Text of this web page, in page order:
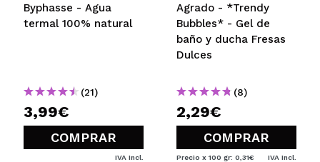
Byphasse - Agua
termal 100% natural
(21)
3,99€
COMPRAR
IVA Incl.
Agrado - *Trendy
Bubbles* - Gel de
baño y ducha Fresas
Dulces
(8)
2,29€
COMPRAR
Precio x 100 gr: 0,31€ IVA Incl.